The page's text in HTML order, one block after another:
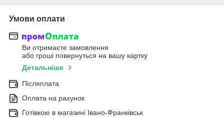
Умови оплати
Ви отримаєте замовлення
або гроші повернуться на вашу картку
Детальніше
Післяплата
Оплата на рахунок
Готівкою в магазині Івано-Франківськ